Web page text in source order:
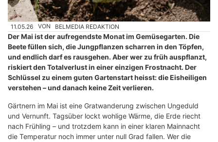
11.05.26 VON BELMEDIA REDAKTION
Der Mai ist der aufregendste Monat im Gemüsegarten. Die
Beete füllen sich, die Jungpflanzen scharren in den Töpfen,
und endlich darf es rausgehen. Aber wer zu früh auspflanzt,
riskiert den Totalverlust in einer einzigen Frostnacht. Der
Schlüssel zu einem guten Gartenstart heisst: die Eisheiligen
verstehen – und danach keine Zeit verlieren.
Gärtnern im Mai ist eine Gratwanderung zwischen Ungeduld
und Vernunft. Tagsüber lockt wohlige Wärme, die Erde riecht
nach Frühling – und trotzdem kann in einer klaren Mainnacht
die Temperatur noch immer unter null Grad fallen. Wer die